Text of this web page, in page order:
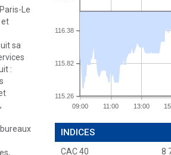
Le
et
sa
:
09:00 11:00 13:00
115.26
115.82
116.38
INDICES
CAC 40 8